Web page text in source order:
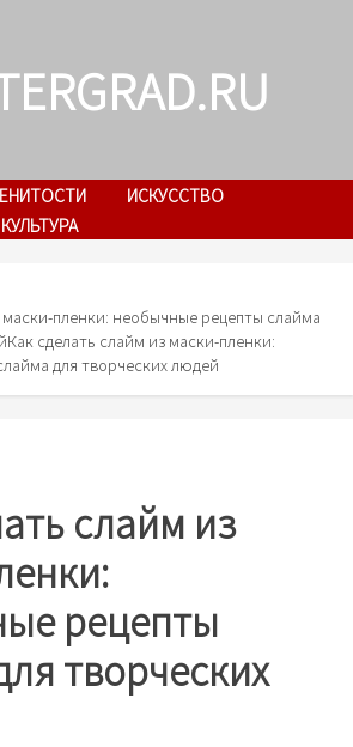
ИСКУССТВО
КУЛЬТУРА
маски-пленки: необычные рецепты слайма
Как сделать слайм из маски-пленки:
для творческих людей
слайм из
рецепты
творческих